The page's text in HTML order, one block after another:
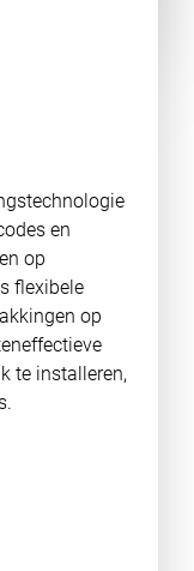
en
op
flexibele
op
te installeren,